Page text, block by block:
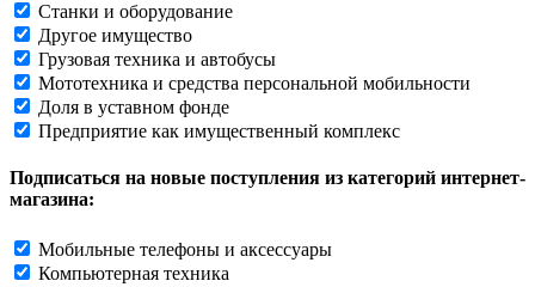
Станки и оборудование
Другое имущество
Грузовая техника и автобусы
Мототехника и средства персональной мобильности
Доля в уставном фонде
Предприятие как имущественный комплекс
Подписаться на новые поступления из категорий интернет-
магазина:
Мобильные телефоны и аксессуары
Компьютерная техника